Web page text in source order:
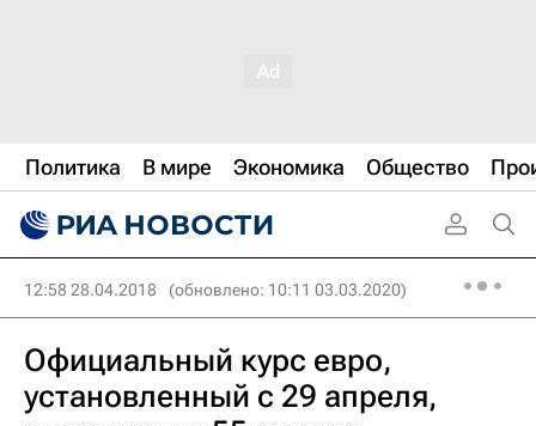
Политика В мире Экономика Общество
12:58 28.04.2018 (обновлено: 10:11 03.03.2020)
Официальный курс евро,
установленный с 29 апреля,